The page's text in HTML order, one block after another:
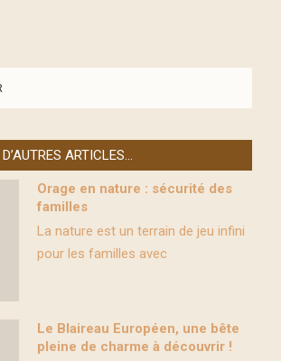
D’AUTRES ARTICLES…
Orage en nature : sécurité des
familles
La nature est un terrain de jeu infini
pour les familles avec
Le Blaireau Européen, une bête
pleine de charme à découvrir !